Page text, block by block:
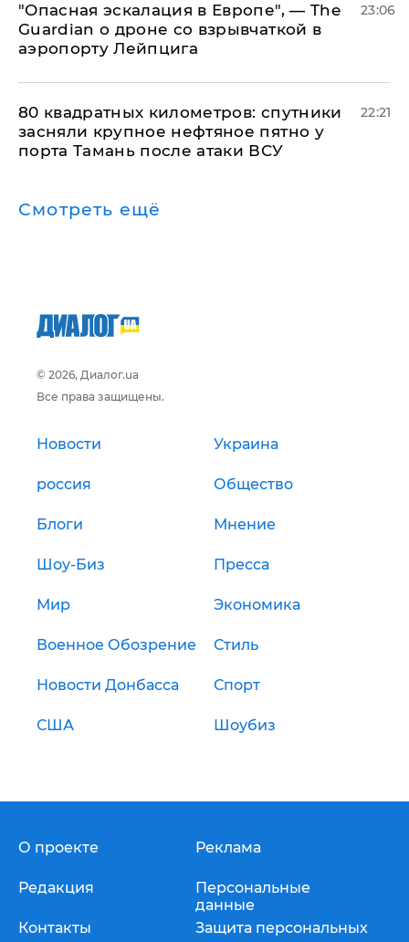
"Опасная эскалация в Европе", — The
Guardian о дроне со взрывчаткой в
аэропорту Лейпцига
23:06
80 квадратных километров: спутники
засняли крупное нефтяное пятно у
порта Тамань после атаки ВСУ
22:21
Смотреть ещё
© 2026, Диалог.ua
Все права защищены.
Новости Украина
россия Общество
Блоги Мнение
Шоу-Биз Пресса
Мир Экономика
Военное Обозрение Стиль
Новости Донбасса Спорт
США Шоубиз
О проекте
Редакция
Контакты
Реклама
Персональные
данные
Защита персональных